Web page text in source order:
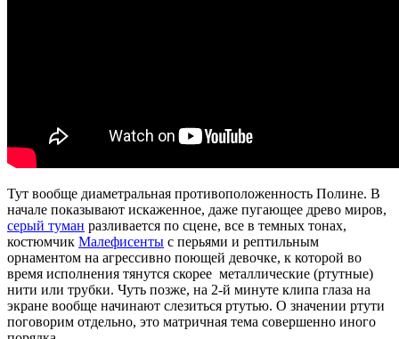
Тут вообще диаметральная противоположенность Полине. В
начале показывают искаженное, даже пугающее древо миров,
серый туман разливается по сцене, все в темных тонах,
костюмчик Малефисенты с перьями и рептильным
орнаментом на агрессивно поющей девочке, к которой во
время исполнения тянутся скорее металлические (ртутные)
нити или трубки. Чуть позже, на 2-й минуте клипа глаза на
экране вообще начинают слезиться ртутью. О значении ртути
поговорим отдельно, это матричная тема совершенно иного